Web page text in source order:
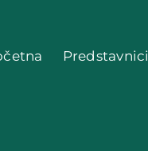
Predstavnici